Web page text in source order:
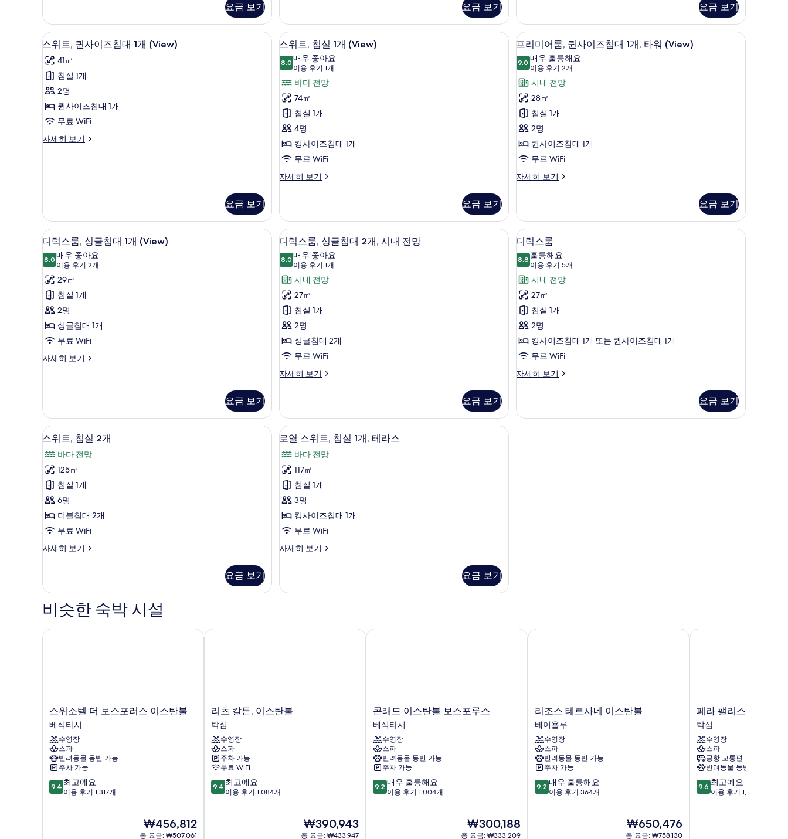
개,
시
내
전
망
사
진
모
두
룸,
킹
사
즈
침
대
개,
시
내
전
요금 보기
개
사
진
모
두
보
기
룸,
킹
사
즈
대
개
자
세
보
기
요금 보기
(View)
사
진
모
두
보
기
사
이
즈
침
대
1
개
(View)
자
세
히
보
기
요금 보기
스
위
트,
퀸
사
이
침
사
진
모
두
보
기
고급 침구, 미니바, 객실 내 금고, 책상
9
스위트, 퀸사이즈침대 1개 (View)
41㎡
침실 1개
2명
퀸사이즈침대 1개
무료 WiFi
자세히 보기
스
침
대
1
개
(View)
자
세
히
보
기
요금 보기
스
위
트,
침
실
개
(View)
사
진
보
기
고급 침구, 미니바, 객실 내 금고, 책상
11
스위트, 침실 1개 (View)
8.08.0점 만점 중 10점
매우 좋아요
이용 후기 1개
(이
용
후
기
개)
바다 전망
74㎡
침실 1개
4명
킹사이즈침대 1개
무료 WiFi
자세히 보기
스
실
개
(View)
자
히
보
기
요금 보기
프
리
미
어
룸,
퀸
사
이
즈
침
개,
타
워
(View)
사
진
모
두
보
기
프리미어룸, 퀸사이즈침대 1개, 타워 (View) |
9
프리미어룸, 퀸사이즈침대 1개, 타워 (View)
9.09.0점 만점 중 10점
매우 훌륭해요
이용 후기 2개
(이
용
후
기
2
개)
시내 전망
28㎡
침실 1개
2명
퀸사이즈침대 1개
무료 WiFi
자세히 보기
프
룸,
퀸
사
이
즈
대
개,
타
워
자
세
보
요금 보기
디
럭
스
룸,
싱
글
침
대
1
진
모
두
보
기
디럭스룸, 싱글침대 1개 (View) | 고급 침구, 미니바, 객실 내 금고, 책상
4
디럭스룸, 싱글침대 1개 (View)
8.08.0점 만점 중 10점
매우 좋아요
이용 후기 2개
(이
용
후
기
2
개)
29㎡
침실 1개
2명
싱글침대 1개
무료 WiFi
자세히 보기
디
글
침
대
1
개
(View)
자
세
히
보
기
요금 보기
디
럭
스
룸,
싱
글
침
대
2
개,
전
망
진
모
두
보
기
고급 침구, 미니바, 객실 내 금고, 책상
6
디럭스룸, 싱글침대 2개, 시내 전망
8.08.0점 만점 중 10점
매우 좋아요
이용 후기 1개
(이
용
후
기
개)
시내 전망
27㎡
침실 1개
2명
싱글침대 2개
무료 WiFi
자세히 보기
디
싱
글
침
2
개,
시
내
전
망
자
세
보
요금 보기
디
럭
스
룸
사
진
모
두
보
기
디럭스룸 | 고급 침구, 미니바, 객실 내 금고, 책
7
디럭스룸
8.88.8점 만점 중 10점
훌륭해요
이용 후기 5개
(이
용
후
기
5
개)
시내 전망
27㎡
침실 1개
2명
킹사이즈침대 1개 또는 퀸사이즈침대 1개
무료 WiFi
자세히 보기
디
자
요금 보기
스
트,
침
실
2
개
사
진
두
기
스위트, 침실 2개 | 고급 침구, 미니바, 객실 내 금고, 책상
11
스위트, 침실 2개
바다 전망
125㎡
침실 1개
6명
더블침대 2개
무료 WiFi
자세히 보기
스
실
개
세
요금 보기
로
스
위
트,
침
실
개,
라
진
로열 스위트, 침실 1개, 테라스 | 고급 침구, 미니바, 객실 내 금고, 책상
15
로열 스위트, 침실 1개, 테라스
바다 전망
117㎡
침실 1개
3명
킹사이즈침대 1개
무료 WiFi
자세히 보기
로
트,
개,
보
기
요금 보기
비슷한 숙박 시설
스
위
소
텔
더
보
스
포
러
스위소텔 더 보스포러스 이스탄불
베식타시
수영장
스파
반려동물 동반 가능
주차 가능
10
점
9.4 최고예요
이용 후기 1,317개
현
재
₩456,812
총 요금: ₩507,061
스위소텔 더 보스포러스 이스탄불
리
츠
칼
튼,
이
스
탄
불
탁
리츠 칼튼, 이스탄불
탁심
수영장
스파
주차 가능
무료 WiFi
10
점
9.4 최고예요
이용 후기 1,084개
현
재
₩390,943
총 요금: ₩433,947
리츠 칼튼, 이스탄불
콘
래
드
이
스
탄
불
보
스
콘래드 이스탄불 보스포루스
베식타시
수영장
스파
반려동물 동반 가능
주차 가능
10
점
9.2 매우 훌륭해요
이용 후기 1,004개
현
재
₩300,188
총 요금: ₩333,209
콘래드 이스탄불 보스포루스
리
조
스
테
르
사
네
이
스
리조스 테르사네 이스탄불
베이욜루
수영장
스파
반려동물 동반 가능
주차 가능
10
점
9.2 매우 훌륭해요
이용 후기 364개
현
재
₩650,476
총 요금: ₩758,130
리조스 테르사네 이스탄불
페
라
팰
리
스
호
텔
탁
심
페라 팰리스 호텔
탁심
수영장
스파
공항 교통편
반려동물 동반 가능
10
점
9.6 최고예요
이용 후기 1,014개
페라 팰리스 호텔